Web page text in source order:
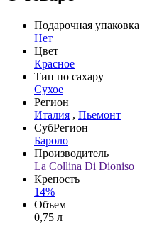
Подарочная упаковка
Нет
Цвет
Красное
Тип по сахару
Сухое
Регион
Италия , Пьемонт
СубРегион
Бароло
Производитель
La Collina Di Dioniso
Крепость
14%
Объем
0,75 л